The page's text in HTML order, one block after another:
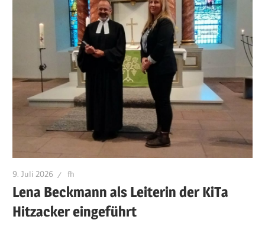
9. Juli 2026 fh
Lena Beckmann als Leiterin der KiTa
Hitzacker eingeführt